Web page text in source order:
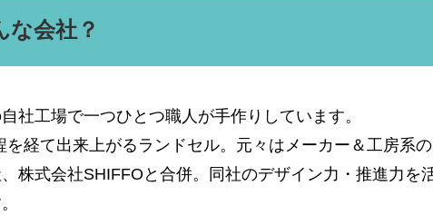
な会社？
社工場で一つひとつ職人が手作りしています。
経て出来上がるランドセル。元々はメーカー＆工房系
株式会社SHIFFOと合併。同社のデザイン力・推進力を